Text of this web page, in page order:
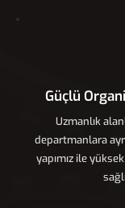
Güçlü
Uzmanlık
departmanlara
yapımız ile